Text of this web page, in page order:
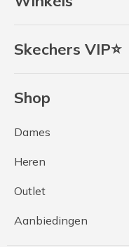
Skechers VIP⭐
Shop
Dames
Heren
Outlet
Aanbiedingen